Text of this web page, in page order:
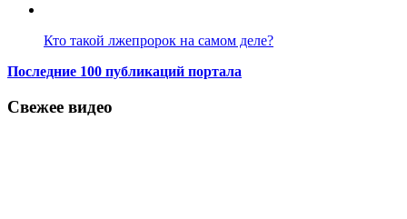
Кто такой лжепророк на самом деле?
Последние 100 публикаций портала
Свежее видео